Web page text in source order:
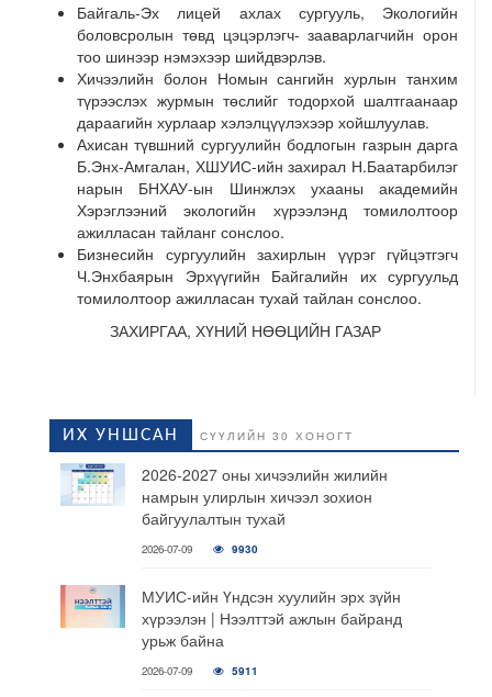
Байгаль-Эх лицей ахлах сургууль, Экологийн
боловсролын төвд цэцэрлэгч- зааварлагчийн орон
тоо шинээр нэмэхээр шийдвэрлэв.
Хичээлийн болон Номын сангийн хурлын танхим
түрээслэх журмын төслийг тодорхой шалтгаанаар
дараагийн хурлаар хэлэлцүүлэхээр хойшлуулав.
Ахисан түвшний сургуулийн бодлогын газрын дарга
Б.Энх-Амгалан, ХШУИС-ийн захирал Н.Баатарбилэг
нарын БНХАУ-ын Шинжлэх ухааны академийн
Хэрэглээний экологийн хүрээлэнд томилолтоор
ажилласан тайланг сонслоо.
Бизнесийн сургуулийн захирлын үүрэг гүйцэтгэгч
Ч.Энхбаярын Эрхүүгийн Байгалийн их сургуульд
томилолтоор ажилласан тухай тайлан сонслоо.
ЗАХИРГАА, ХҮНИЙ НӨӨЦИЙН ГАЗАР
ИХ УНШСАН СҮҮЛИЙН 30 ХОНОГТ
2026-2027 оны хичээлийн жилийн
намрын улирлын хичээл зохион
байгуулалтын тухай
2026-07-09 9930
МУИС-ийн Үндсэн хуулийн эрх зүйн
хүрээлэн | Нээлттэй ажлын байранд
урьж байна
2026-07-09 5911